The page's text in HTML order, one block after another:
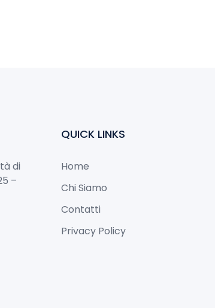
di
–
QUICK LINKS
Home
Chi Siamo
Contatti
Privacy Policy